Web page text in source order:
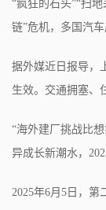
“疯狂的石头”“扫
链”危机，多国汽
据外媒近日报导，
生效。交通拥塞、
“海外建厂挑战比
异成长新潮水，
2025年6月5日，